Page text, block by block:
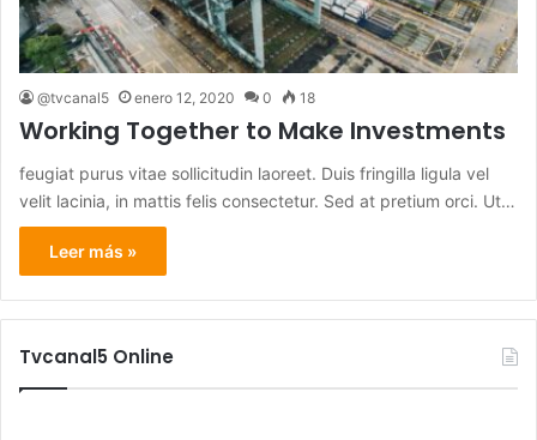
@tvcanal5 enero 12, 2020 0 18
Working Together to Make Investments
feugiat purus vitae sollicitudin laoreet. Duis fringilla ligula vel
velit lacinia, in mattis felis consectetur. Sed at pretium orci. Ut…
Leer más »
Tvcanal5 Online